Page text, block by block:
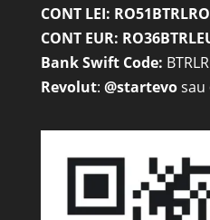
CONT LEI:
CONT EUR:
Bank Swift Code:
Revolut: @startevosau